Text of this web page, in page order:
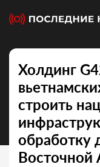
Холдинг
строить
обработку
Восточной